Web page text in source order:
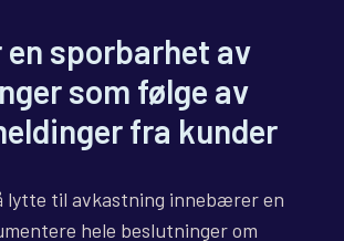
sporbarhet av
som følge av
fra kunder
lytte til avkastning innebærer en
hele beslutninger om